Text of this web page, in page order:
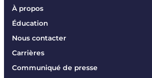
À propos
Éducation
Nous contacter
Carrières
Communiqué de presse